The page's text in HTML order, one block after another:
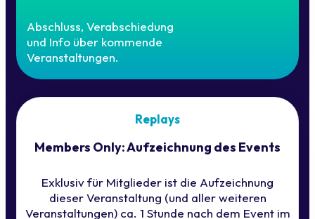
Abschluss, Verabschiedung
und Info über kommende
Veranstaltungen.
Replays
Members Only: Aufzeichnung des Events
Exklusiv für Mitglieder ist die Aufzeichnung
dieser Veranstaltung (und aller weiteren
Veranstaltungen) ca. 1 Stunde nach dem Event im